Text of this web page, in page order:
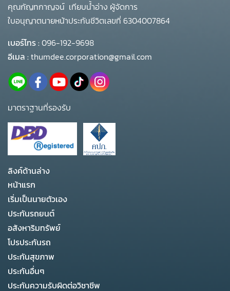
คุณกัญทกาญจน์ เทียบน้ำอ่าง ผู้จัดการ
ใบอนุญาตนายหน้าประกันชีวิตเลขที่ 6304007864
เบอร์โทร :096-192-9698
อีเมล :thumdee.corporation@gmail.com
มาตราฐานที่รองรับ
ลิงค์ด้านล่าง
หน้าแรก
เริ่มเป็นนายตัวเอง
ประกันรถยนต์
อสังหาริมทรัพย์
โปรประกันรถ
ประกันสุขภาพ
ประกันอื่นๆ
ประกันความรับผิดต่อวิชาชีพ